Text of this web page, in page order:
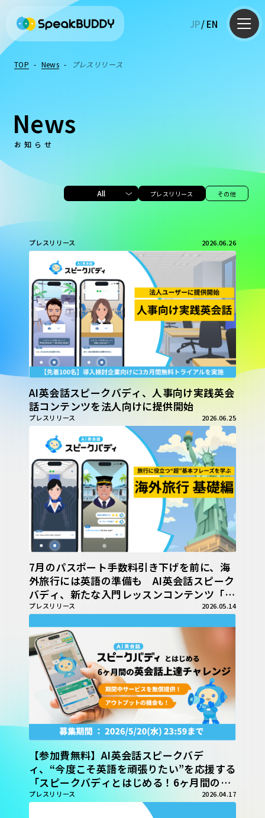
JP/EN
英語学習Q&A
TOP - News - プレスリリース
News
お知らせ
All プレスリリース その他
プレスリリース 2026.06.26
AI英会話スピークバディ、人事向け実践英会
話コンテンツを法人向けに提供開始
プレスリリース 2026.06.25
7月のパスポート手数料引き下げを前に、海
外旅行には英語の準備も AI英会話スピーク
バディ、新たな入門レッスンコンテンツ「海
外旅行 基礎編」を提供開始
プレスリリース 2026.05.14
【参加費無料】AI英会話スピークバデ
ィ、“今度こそ英語を頑張りたい”を応援する
「スピークバディとはじめる！6ヶ月間の英
会話上達チャレンジ」の参加メンバーを募
集。本日〜5/20（水）まで
プレスリリース 2026.04.17